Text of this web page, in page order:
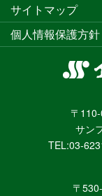
〒
サン
TEL:03-
〒
サイトマップ
個人情報保護方針